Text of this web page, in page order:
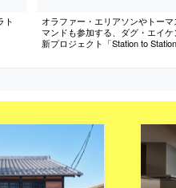
ト
オラファー・エリアソンやトーマ
マンドも参加する、ダグ・エイケ
新プロジェクト「Station to